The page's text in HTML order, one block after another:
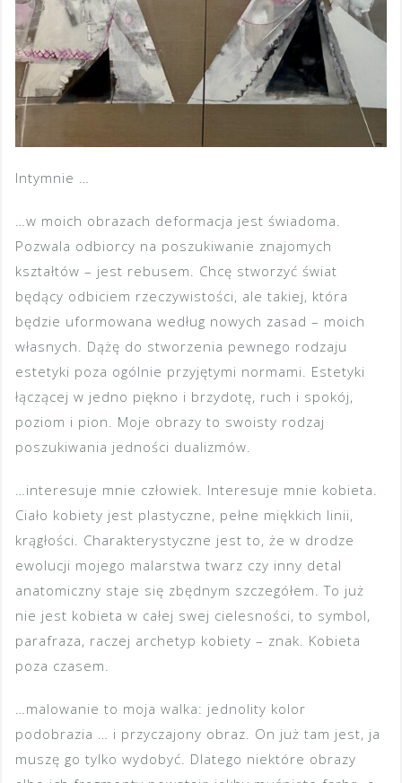
Intymnie …
…w moich obrazach deformacja jest świadoma.
Pozwala odbiorcy na poszukiwanie znajomych
kształtów – jest rebusem. Chcę stworzyć świat
będący odbiciem rzeczywistości, ale takiej, która
będzie uformowana według nowych zasad – moich
własnych. Dążę do stworzenia pewnego rodzaju
estetyki poza ogólnie przyjętymi normami. Estetyki
łączącej w jedno piękno i brzydotę, ruch i spokój,
poziom i pion. Moje obrazy to swoisty rodzaj
poszukiwania jedności dualizmów.
…interesuje mnie człowiek. Interesuje mnie kobieta.
Ciało kobiety jest plastyczne, pełne miękkich linii,
krągłości. Charakterystyczne jest to, że w drodze
ewolucji mojego malarstwa twarz czy inny detal
anatomiczny staje się zbędnym szczegółem. To już
nie jest kobieta w całej swej cielesności, to symbol,
parafraza, raczej archetyp kobiety – znak. Kobieta
poza czasem.
…malowanie to moja walka: jednolity kolor
podobrazia … i przyczajony obraz. On już tam jest, ja
muszę go tylko wydobyć. Dlatego niektóre obrazy